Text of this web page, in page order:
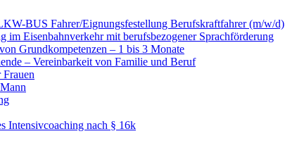
BUS Fahrer/Eignungsfestellung Berufskraftfahrer (m/w/d)
im Eisenbahnverkehr mit berufsbezogener Sprachförderung
Grundkompetenzen – 1 bis 3 Monate
– Vereinbarkeit von Familie und Beruf
Intensivcoaching nach § 16k